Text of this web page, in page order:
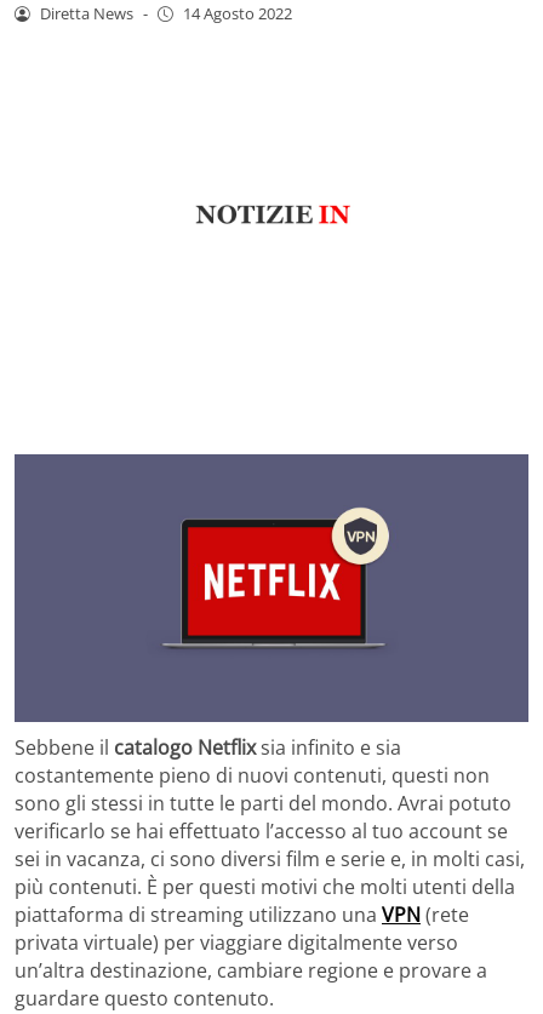
Diretta News - 14 Agosto 2022
Sebbene il catalogo Netflixsia infinito e sia
costantemente pieno di nuovi contenuti, questi non
sono gli stessi in tutte le parti del mondo. Avrai potuto
verificarlo se hai effettuato l’accesso al tuo account se
sei in vacanza, ci sono diversi film e serie e, in molti casi,
più contenuti. È per questi motivi che molti utenti della
piattaforma di streaming utilizzano una VPN(rete
privata virtuale) per viaggiare digitalmente verso
un’altra destinazione, cambiare regione e provare a
guardare questo contenuto.